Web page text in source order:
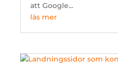
att Google...
läs mer